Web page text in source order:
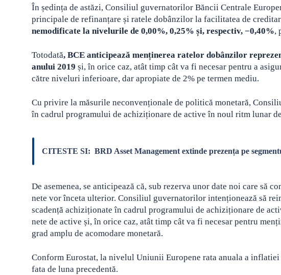
În ședința de astăzi, Consiliul guvernatorilor Băncii Centrale
principale de refinanțare și ratele dobânzilor la facilitatea de
nemodificate la nivelurile de 0,00%, 0,25% și, respectiv, −0,40%,
Totodată, BCE anticipează menținerea ratelor dobânzilor
anului 2019 și, în orice caz, atât timp cât va fi necesar pentru a
către niveluri inferioare, dar apropiate de 2% pe termen mediu.
Cu privire la măsurile neconvenționale de politică monetară,
în cadrul programului de achiziționare de active în noul ritm lunar
CITESTE SI: BRD Asset Management extinde prezența pe
De asemenea, se anticipează că, sub rezerva unor date noi care
nete vor înceta ulterior. Consiliul guvernatorilor intenționează să
scadență achiziționate în cadrul programului de achiziționare de
nete de active și, în orice caz, atât timp cât va fi necesar pentru
grad amplu de acomodare monetară.
Conform Eurostat, la nivelul Uniunii Europene rata anuala a
fata de luna precedentă.